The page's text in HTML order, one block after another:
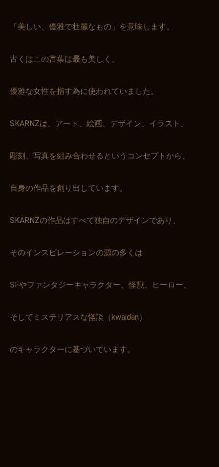
「美しい、優雅で壮麗なもの」を意味します。
古くはこの言葉は最も美しく、
優雅な女性を指す為に使われていました。
SKARNZは、アート、絵画、デザイン、イラスト、
彫刻、写真を組み合わせるというコンセプトから、
自身の作品を創り出しています。
SKARNZの作品はすべて独自のデザインであり、
そのインスピレーションの源の多くは
SFやファンタジーキャラクター、怪獣、ヒーロー、
そしてミステリアスな怪談（kwaidan）
のキャラクターに基づいています。